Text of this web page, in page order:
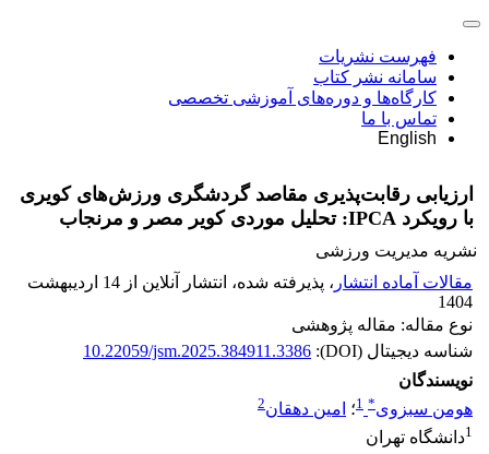
فهرست نشریات
سامانه نشر کتاب
کارگاه‌ها و دوره‌های آموزشی تخصصی
تماس با ما
English
ارزیابی رقابت‌پذیری مقاصد گردشگری ورزش‌های کویری
با رویکرد IPCA: تحلیل موردی کویر مصر و مرنجاب
نشریه مدیریت ورزشی
مقالات آماده انتشار
، پذیرفته شده، انتشار آنلاین از 14 اردیبهشت
1404
نوع مقاله: مقاله پژوهشی
شناسه دیجیتال (DOI):
10.22059/jsm.2025.384911.3386
نویسندگان
هومن سبزوی*
1؛ امین دهقان2
1دانشگاه تهران